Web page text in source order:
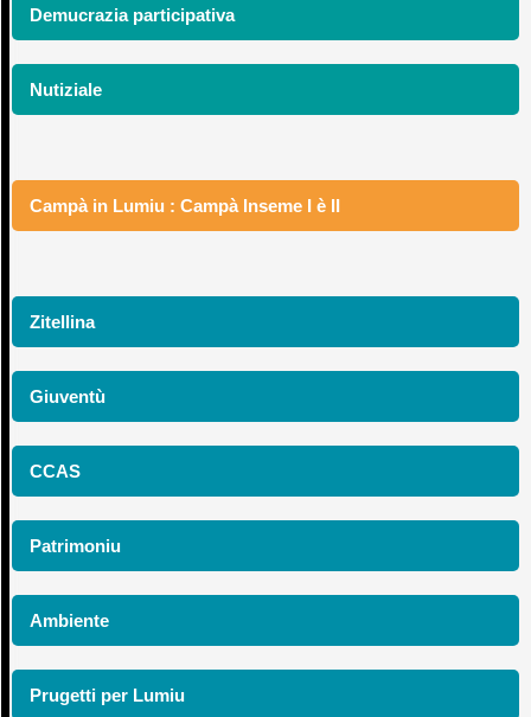
Demucrazia participativa
Nutiziale
Campà in Lumiu : Campà Inseme I è II
Zitellina
Giuventù
CCAS
Patrimoniu
Ambiente
Prugetti per Lumiu